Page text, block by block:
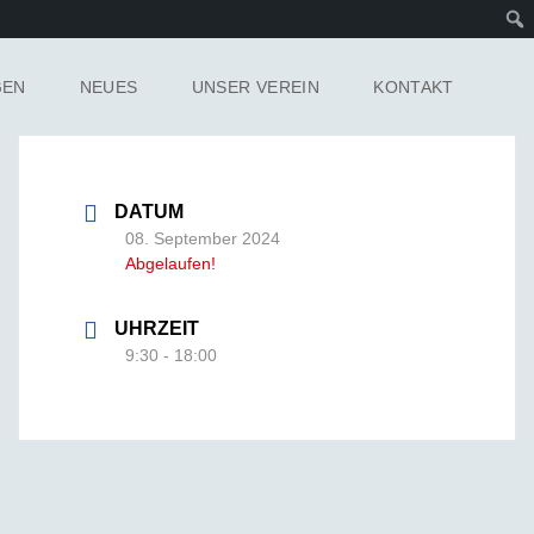
NEUES UNSER VEREIN KONTAKT
DATUM
08. September 2024
Abgelaufen!
UHRZEIT
9:30 - 18:00